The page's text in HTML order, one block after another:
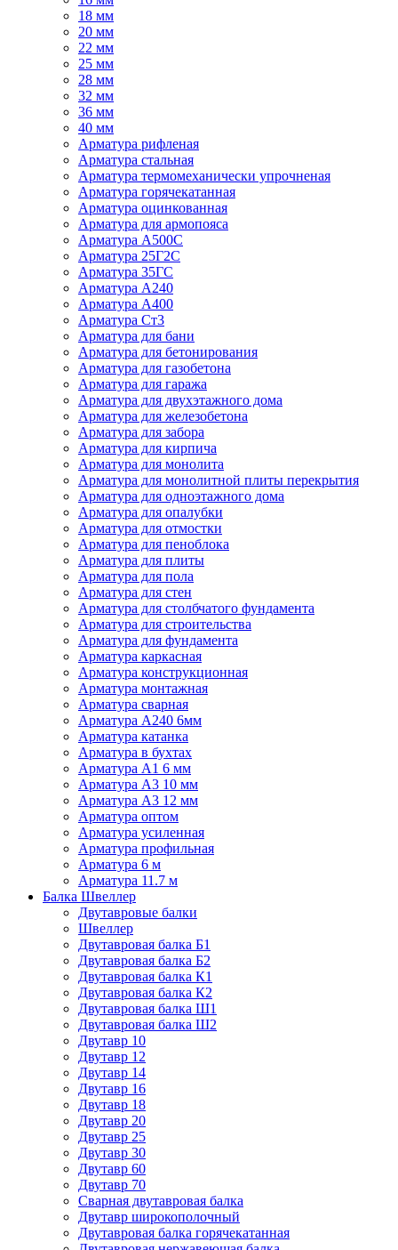
18 мм
20 мм
22 мм
25 мм
28 мм
32 мм
36 мм
40 мм
Арматура рифленая
Арматура стальная
Арматура термомеханически упрочненая
Арматура горячекатанная
Арматура оцинкованная
Арматура для армопояса
Арматура A500С
Арматура 25Г2С
Арматура 35ГС
Арматура А240
Арматура А400
Арматура Ст3
Арматура для бани
Арматура для бетонирования
Арматура для газобетона
Арматура для гаража
Арматура для двухэтажного дома
Арматура для железобетона
Арматура для забора
Арматура для кирпича
Арматура для монолита
Арматура для монолитной плиты перекрытия
Арматура для одноэтажного дома
Арматура для опалубки
Арматура для отмостки
Арматура для пеноблока
Арматура для плиты
Арматура для пола
Арматура для стен
Арматура для столбчатого фундамента
Арматура для строительства
Арматура для фундамента
Арматура каркасная
Арматура конструкционная
Арматура монтажная
Арматура сварная
Арматура А240 6мм
Арматура катанка
Арматура в бухтах
Арматура А1 6 мм
Арматура А3 10 мм
Арматура А3 12 мм
Арматура оптом
Арматура усиленная
Арматура профильная
Арматура 6 м
Арматура 11.7 м
Балка Швеллер
Двутавровые балки
Швеллер
Двутавровая балка Б1
Двутавровая балка Б2
Двутавровая балка К1
Двутавровая балка К2
Двутавровая балка Ш1
Двутавровая балка Ш2
Двутавр 10
Двутавр 12
Двутавр 14
Двутавр 16
Двутавр 18
Двутавр 20
Двутавр 25
Двутавр 30
Двутавр 60
Двутавр 70
Сварная двутавровая балка
Двутавр широкополочный
Двутавровая балка горячекатанная